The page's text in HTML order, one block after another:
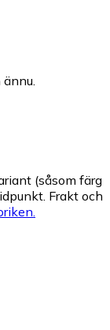
(såsom färg
Frakt och